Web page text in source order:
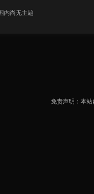
内尚无主题
免责声明：本